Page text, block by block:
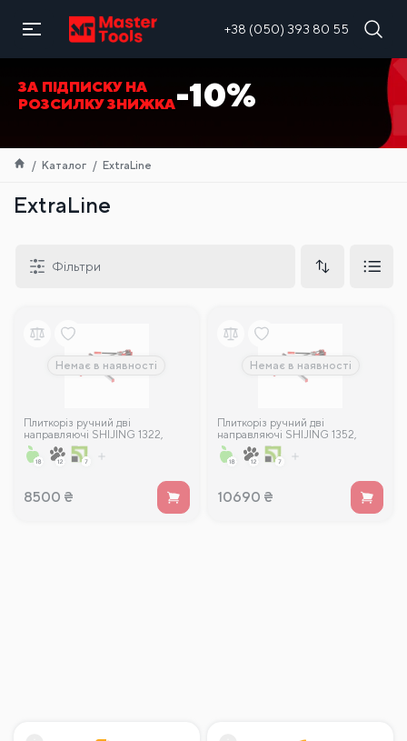
+38 (050) 393 80 55
UA
ЗА ПІДПИСКУ НА
РОЗСИЛКУ ЗНИЖКА-10%
Каталог ExtraLine
ExtraLine
Фільтри
Немає в наявності
Плиткоріз ручний дві
направляючі SHIJING 1322,
800мм
8500 ₴
Немає в наявності
Плиткоріз ручний дві
направляючі SHIJING 1352,
1200мм
10690 ₴